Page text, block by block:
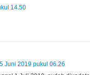
14.50
Juni 2019 pukul 06.26